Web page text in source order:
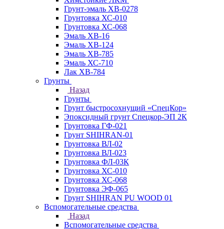
Грунт-эмаль ХВ-0278
Грунтовка ХС-010
Грунтовка ХС-068
Эмаль ХВ-16
Эмаль ХВ-124
Эмаль ХВ-785
Эмаль ХС-710
Лак ХВ-784
Грунты
Назад
Грунты
Грунт быстросохнущий «СпецКор»
Эпоксидный грунт Спецкор-ЭП 2К
Грунтовка ГФ-021
Грунт SHIHRAN-01
Грунтовка ВЛ-02
Грунтовка ВЛ-023
Грунтовка ФЛ-03К
Грунтовка ХС-010
Грунтовка ХС-068
Грунтовка ЭФ-065
Грунт SHIHRAN PU WOOD 01
Вспомогательные средства
Назад
Вспомогательные средства